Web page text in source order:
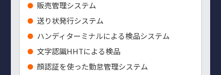
販売管理システム
送り状発行システム
ハンディターミナルによる検品システム
⽂字認識HHTによる検品
顔認証を使った勤怠管理システム